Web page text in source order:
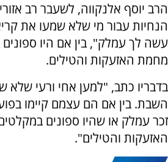
הרב יוסף אלנקווה, לשעבר רב
הנחיות עבור מי שלא שמעו את
עשה לך עמלק", בין אם היו
מחמת האזעקות והטילים.
בדבריו כתב, "למען אחי ורעי שלא
השבת. בין אם הם עצמם קיימו
זכר עמלק או שהיו ספונים
האזעקות והטילים".